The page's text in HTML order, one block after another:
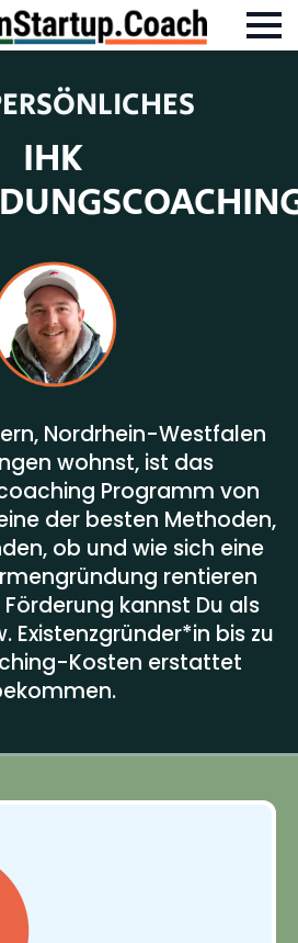
IHK
Nordrhein-Westfalen
wohnst, ist das
Programm von
der besten Methoden,
ob und wie sich eine
rentieren
kannst Du als
Existenzgründer*in bis zu
Kosten erstattet